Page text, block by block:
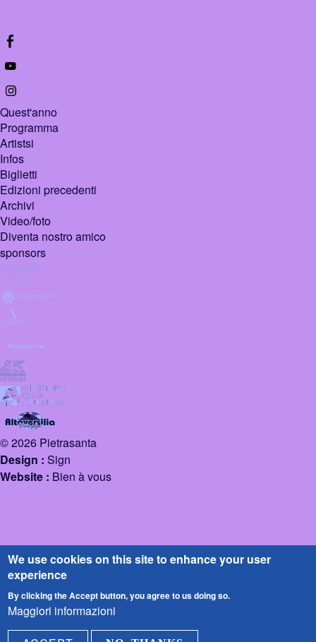
Quest'anno
Programma
Artistsi
Infos
Biglietti
Edizioni precedenti
Archivi
Video/foto
Diventa nostro amico
sponsors
© 2026 Pietrasanta
Design : Sign
Website : Bien à vous
We use cookies on this site to enhance your user
experience
By clicking the Accept button, you agree to us doing so.
Maggiori informazioni